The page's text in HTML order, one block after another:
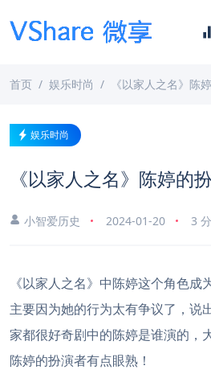
首页 娱乐时尚 《以家人之名》陈
娱乐时尚
《以家人之名》陈婷的
小智爱历史 2024-01-20 3
《以家人之名》中陈婷这个角色
主要因为她的行为太有争议了，说
家都很好奇剧中的陈婷是谁演的，
陈婷的扮演者有点眼熟！